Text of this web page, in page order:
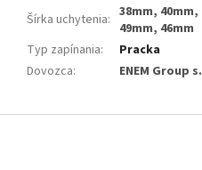
Šírka uchytenia: 38mm,
49mm, 46mm
Typ zapínania:
Pracka
Dovozca: ENEM Group